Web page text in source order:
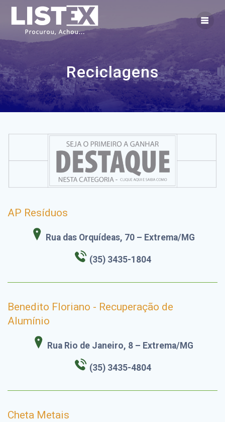
content
Reciclagens
AP Resíduos
Rua das Orquídeas, 70 – Extrema/MG
(35) 3435-1804
Benedito Floriano - Recuperação de
Alumínio
Rua Rio de Janeiro, 8 – Extrema/MG
(35) 3435-4804
Cheta Metais